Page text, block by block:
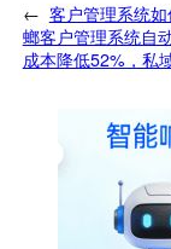
← 客户管理系统如
螂客户管理系统自
成本降低52%，私